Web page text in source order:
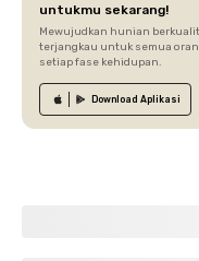
untukmu sekarang!
Mewujudkan hunian
terjangkau untuk semua
setiap fase kehidupan.
Download Aplikasi